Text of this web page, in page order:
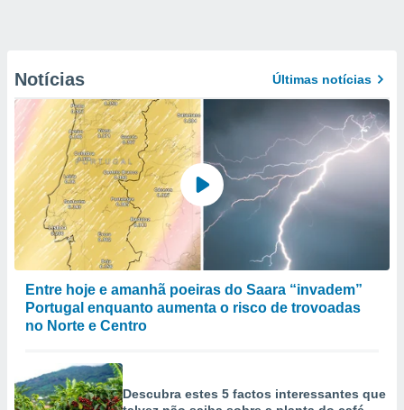
Notícias Últimas notícias
Entre hoje e amanhã poeiras do Saara “invadem”
Portugal enquanto aumenta o risco de trovoadas
no Norte e Centro
Descubra estes 5 factos interessantes que